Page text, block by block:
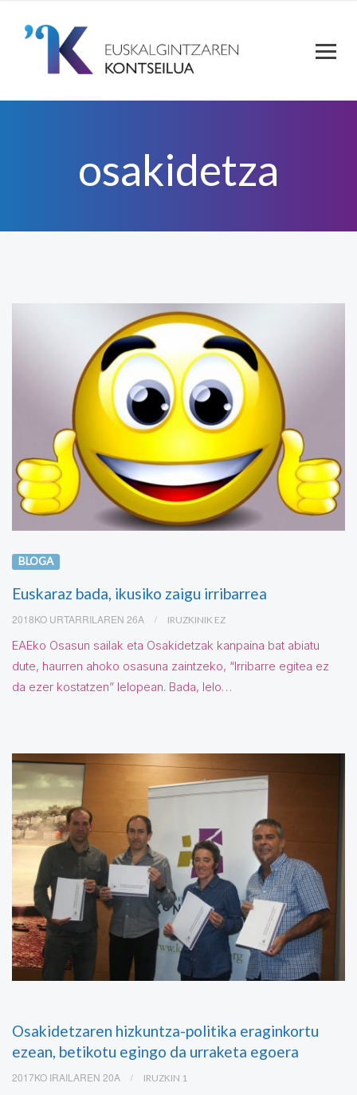
osakidetza
BLOGA
Euskaraz bada, ikusiko zaigu irribarrea
2018KO URTARRILAREN 26A IRUZKINIK EZ
EAEko Osasun sailak eta Osakidetzak kanpaina bat abiatu
dute, haurren ahoko osasuna zaintzeko, “Irribarre egitea ez
da ezer kostatzen” lelopean. Bada, lelo…
Osakidetzaren hizkuntza-politika eraginkortu
ezean, betikotu egingo da urraketa egoera
2017KO IRAILAREN 20A IRUZKIN 1